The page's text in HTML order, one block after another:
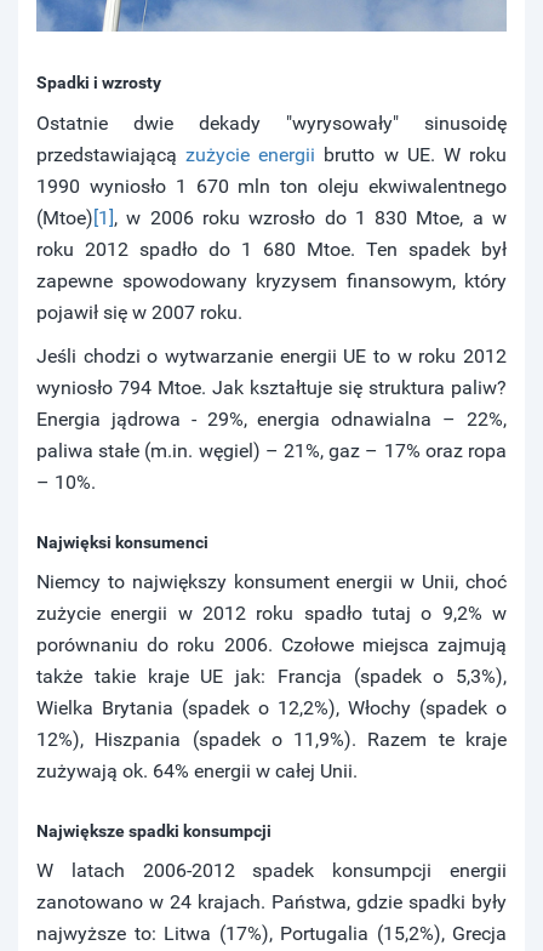
Spadki i wzrosty
Ostatnie dwie dekady "wyrysowały" sinusoidę
przedstawiającązużycie energii brutto w UE. W roku
1990 wyniosło 1 670 mln ton oleju ekwiwalentnego
(Mtoe)[1], w 2006 roku wzrosło do 1 830 Mtoe, a w
roku 2012 spadło do 1 680 Mtoe. Ten spadek był
zapewne spowodowany kryzysem finansowym, który
pojawił się w 2007 roku.
Jeśli chodzi o wytwarzanie energii UE to w roku 2012
wyniosło 794 Mtoe. Jak kształtuje się struktura paliw?
Energia jądrowa - 29%, energia odnawialna – 22%,
paliwa stałe (m.in. węgiel) – 21%, gaz – 17% oraz ropa
– 10%.
Najwięksi konsumenci
Niemcy to największy konsument energii w Unii, choć
zużycie energii w 2012 roku spadło tutaj o 9,2% w
porównaniu do roku 2006. Czołowe miejsca zajmują
także takie kraje UE jak: Francja (spadek o 5,3%),
Wielka Brytania (spadek o 12,2%), Włochy (spadek o
12%), Hiszpania (spadek o 11,9%). Razem te kraje
zużywają ok. 64% energii w całej Unii.
Największe spadki konsumpcji
W latach 2006-2012 spadek konsumpcji energii
zanotowano w 24 krajach. Państwa, gdzie spadki były
najwyższe to: Litwa (17%), Portugalia (15,2%), Grecja